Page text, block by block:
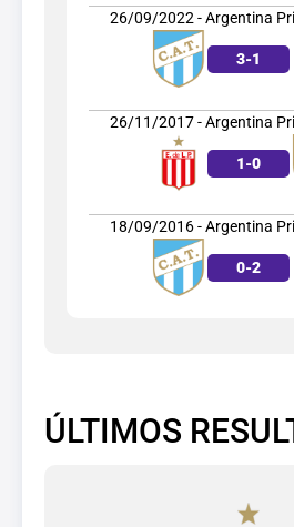
26/09/2022 - Argentina
3-1
26/11/2017 - Argentina
1-0
18/09/2016 - Argentina
0-2
ÚLTIMOS